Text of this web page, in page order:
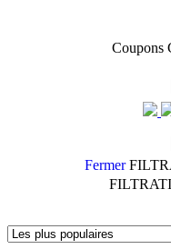
Coupons
Fermer